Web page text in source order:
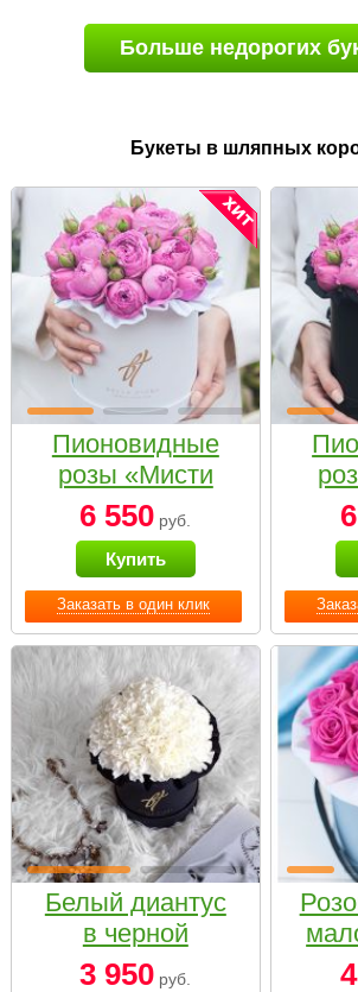
Больше недорогих
Букеты в шляпных
Заказать в один клик
Пионовидные
розы «Мисти
бабблс» в белой
коробке Small
6 550 руб.
Купить
Белый диантус
в черной
коробке Small
3 950 руб.